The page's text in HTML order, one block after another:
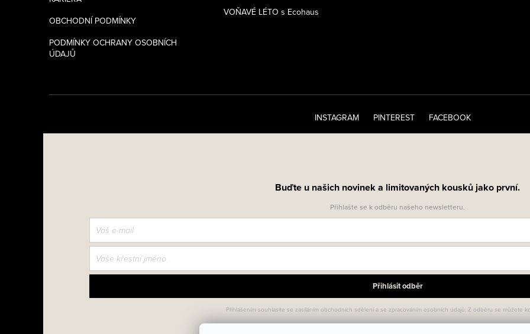
OBCHODNÍ PODMÍNKY
PODMÍNKY OCHRANY OSOBNÍCH
ÚDAJŮ
VOŇAVÉ LÉTO s Ecohaus
INSTAGRAM PINTEREST FACEBOOK
Buďte u našich novinek a limitovaných kousků jako první.
Přihlašte se k odběru našeho newsletteru.
Přihlásit odběr
Přihlášením souhlasíte se zasíláním obchodních sdělení a se zpracováním osobních údajů. Z odběru se můžete